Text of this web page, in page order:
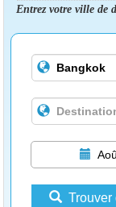
Entrez votre ville de
Trouver